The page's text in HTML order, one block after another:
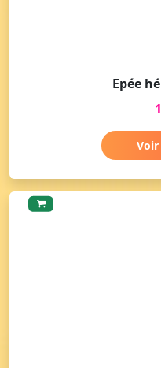
Epée